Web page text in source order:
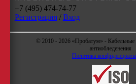
+7 (495) 474-74-77
Регистрация/ Вход
© 2010 - 2026 «Пробатум» - Кабельные
антиобледенения
Политика